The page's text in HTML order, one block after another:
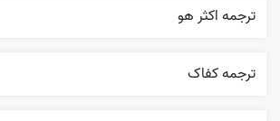
ترجمه اکثر هو
ترجمه کفاک